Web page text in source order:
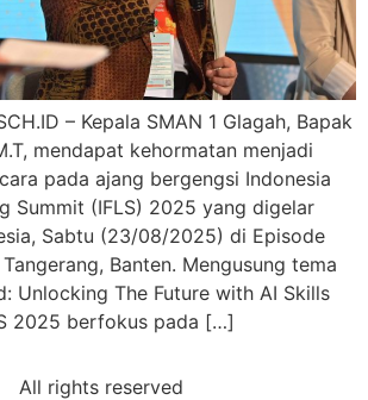
– Kepala SMAN 1 Glagah, Bapak
mendapat kehormatan menjadi
pada ajang bergengsi Indonesia
Summit (IFLS) 2025 yang digelar
Sabtu (23/08/2025) di Episode
Banten. Mengusung tema
Unlocking The Future with AI Skills
2025 berfokus pada […]
All rights reserved